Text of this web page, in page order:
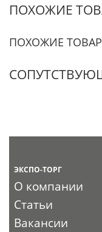
ПОХОЖИЕ
ПОХОЖИЕ
ЭКСПО-ТОРГ
О компании
Статьи
Вакансии